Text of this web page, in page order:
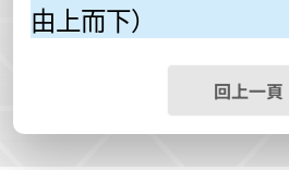
由上而下）
回上一頁